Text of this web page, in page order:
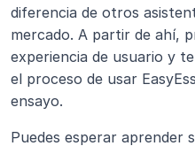
diferencia de otros
mercado. A partir de ahí,
experiencia de usuario y
el proceso de usar
ensayo.
Puedes esperar aprender